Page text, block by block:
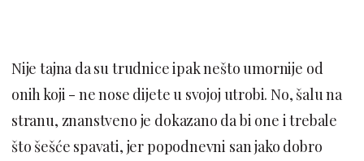
Nije tajna da su trudnice ipak nešto umornije od
onih koji - ne nose dijete u svojoj utrobi. No, šalu na
stranu, znanstveno je dokazano da bi one i trebale
što šešće spavati, jer popodnevni san jako dobro